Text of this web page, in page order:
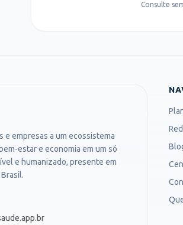
Consulte
e empresas a um ecossistema
estar e economia em um só
e humanizado, presente em